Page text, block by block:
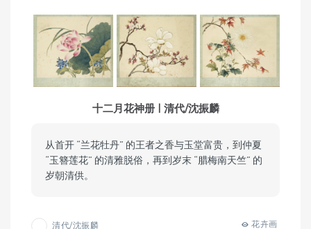
十二月花神册 | 清代/沈振麟
从首开 “兰花牡丹” 的王者之香与玉堂富贵，到仲夏
“玉簪莲花” 的清雅脱俗，再到岁末 “腊梅南天竺” 的
岁朝清供。
清代/沈振麟 花卉画